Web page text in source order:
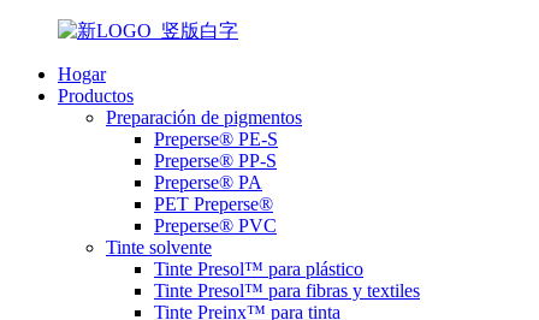
Hogar
Productos
Preparación de pigmentos
Preperse® PE-S
Preperse® PP-S
Preperse® PA
PET Preperse®
Preperse® PVC
Tinte solvente
Tinte Presol™ para plástico
Tinte Presol™ para fibras y textiles
Tinte Preinx™ para tinta